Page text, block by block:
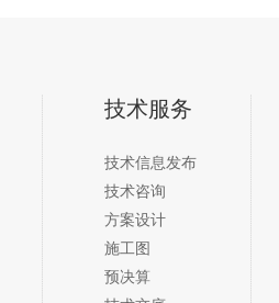
技术服务
技术信息发布
技术咨询
方案设计
施工图
预决算